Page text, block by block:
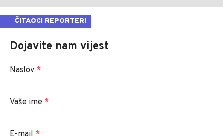
ČITAOCI REPORTERI
Dojavite nam vijest
Naslov *
Vaše ime *
E-mail *